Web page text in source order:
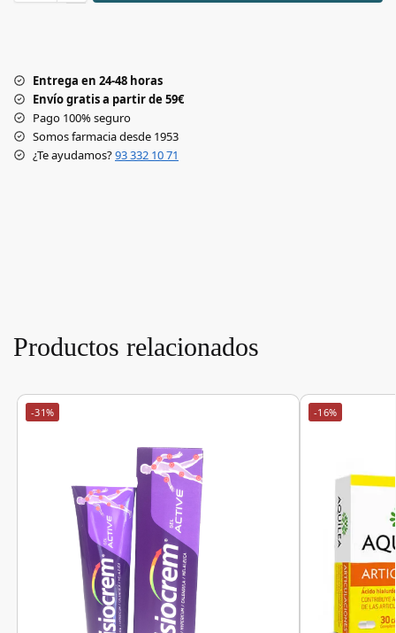
Entrega en 24-48 horas
Envío gratis a partir de 59€
Pago 100% seguro
Somos farmacia desde 1953
¿Te ayudamos?93 332 10 71
Productos relacionados
-31% -16%